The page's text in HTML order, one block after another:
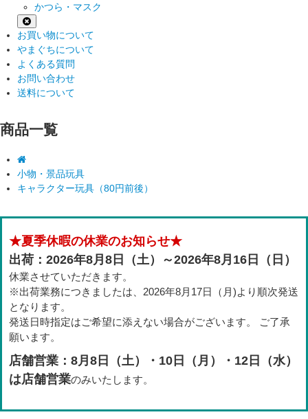
かつら・マスク
お買い物について
やまぐちについて
よくある質問
お問い合わせ
送料について
商品一覧
小物・景品玩具
キャラクター玩具（80円前後）
★夏季休暇の休業のお知らせ★
出荷：2026年8月8日（土）～2026年8月16日（日）
休業させていただきます。
※出荷業務につきましたは、2026年8月17日（月)より順次発送
となります。
発送日時指定はご希望に添えない場合がございます。 ご了承
願います。
店舗営業：8月8日（土）・10日（月）・12日（水）
は店舗営業のみいたします。